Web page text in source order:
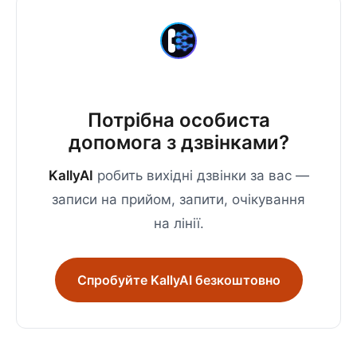
Потрібна особиста
допомога з дзвінками?
KallyAI робить вихідні дзвінки за вас —
записи на прийом, запити, очікування
на лінії.
Спробуйте KallyAI безкоштовно